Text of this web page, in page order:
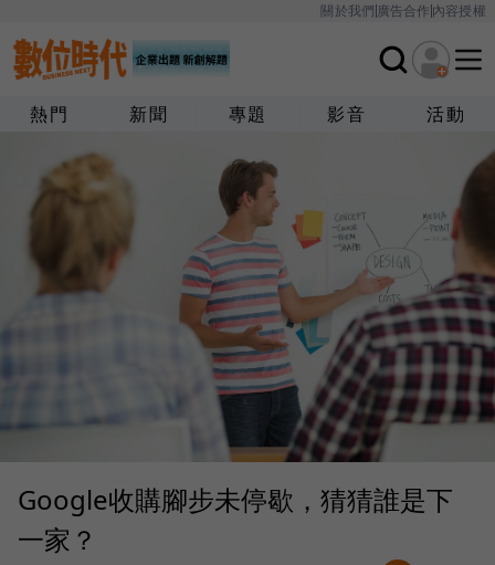
關於我們廣告合作內容授權
熱門 新聞 專題 影音 活動
Google收購腳步未停歇，猜猜誰是下
一家？